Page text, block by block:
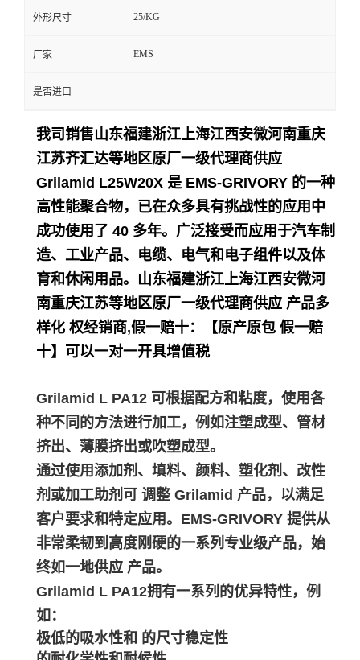
言
外形尺寸 25/KG
厂家 EMS
是否进口
我司销售山东福建浙江上海江西安微河南重庆
江苏齐汇达等地区原厂一级代理商供应
Grilamid L25W20X 是 EMS-GRIVORY 的一种
高性能聚合物，已在众多具有挑战性的应用中
成功使用了 40 多年。 广泛接受而应用于汽车制
造、工业产品、电缆、电气和电子组件以及体
育和休闲用品。 山东福建浙江上海江西安微河
南重庆江苏等地区原厂一级代理商供应 产品多
样化 权经销商,假一赔十：【原产原包 假一赔
十】可以一对一开具增值税
Grilamid L PA12 可根据配方和粘度，使用各
种不同的方法进行加工，例如注塑成型、管材
挤出、薄膜挤出或吹塑成型。
通过使用添加剂、填料、颜料、塑化剂、改性
剂或加工助剂可 调整 Grilamid 产品，以满足
客户要求和特定应用。EMS-GRIVORY 提供从
非常柔韧到高度刚硬的一系列专业级产品，始
终如一地供应 产品。
Grilamid L PA12拥有一系列的优异特性，例
如：
极低的吸水性和 的尺寸稳定性